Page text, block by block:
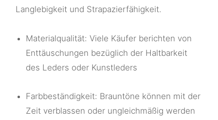
Langlebigkeit und Strapazierfähigkeit.
Materialqualität: Viele Käufer berichten von
Enttäuschungen bezüglich der Haltbarkeit
des Leders oder Kunstleders
Farbbeständigkeit: Brauntöne können mit der
Zeit verblassen oder ungleichmäßig werden